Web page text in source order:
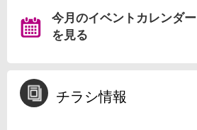
今月のイベントカレンダー
を見る
チラシ情報